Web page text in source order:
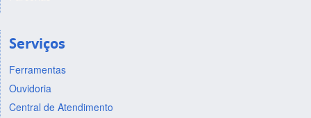
Serviços
Ferramentas
Ouvidoria
Central de Atendimento